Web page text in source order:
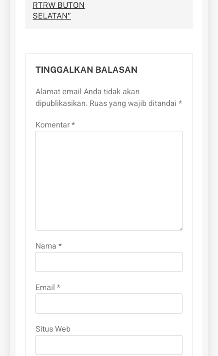
RTRW BUTON
SELATAN”
TINGGALKAN BALASAN
Alamat email Anda tidak akan
dipublikasikan. Ruas yang wajib ditandai *
Komentar*
Nama *
Email *
Situs Web